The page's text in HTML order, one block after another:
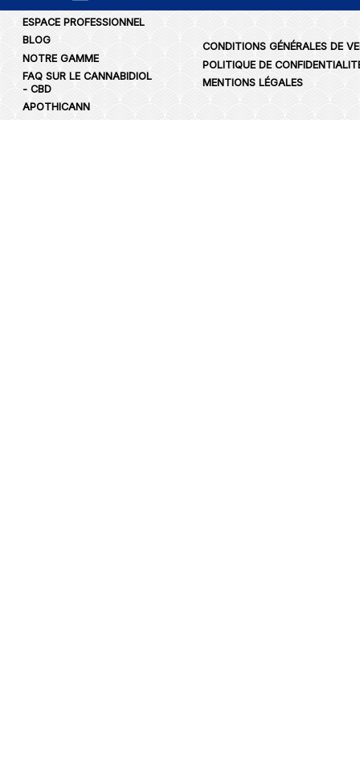
ESPACE PROFESSIONNEL
BLOG
NOTRE GAMME
FAQ SUR LE CANNABIDIOL
- CBD
APOTHICANN
CONDITIONS GÉNÉRALES DE
POLITIQUE DE
MENTIONS LÉGALES